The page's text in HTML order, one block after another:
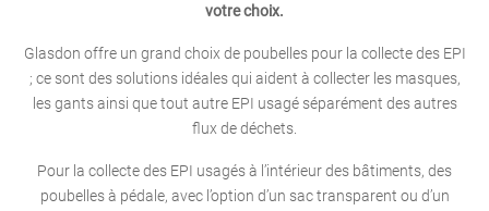
votre choix.
Glasdon offre un grand choix de poubelles pour la collecte des EPI
; ce sont des solutions idéales qui aident à collecter les masques,
les gants ainsi que tout autre EPI usagé séparément des autres
flux de déchets.
Pour la collecte des EPI usagés à l’intérieur des bâtiments, des
poubelles à pédale, avec l’option d’un sac transparent ou d’un